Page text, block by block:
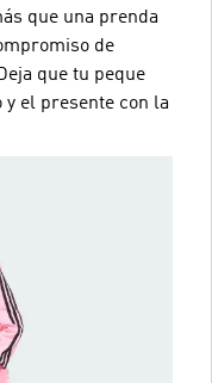
que una prenda
de
que tu peque
el presente con la